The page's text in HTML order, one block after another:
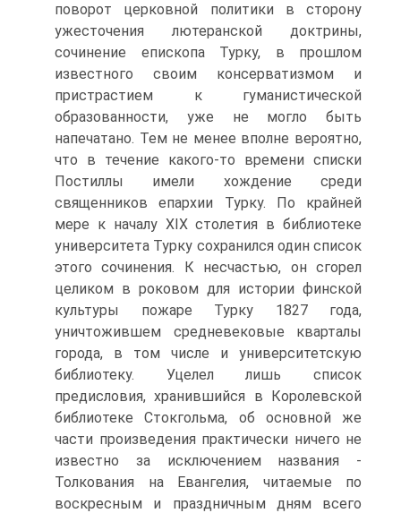
поворот церковной политики в сторону
ужесточения лютеранской доктрины,
сочинение епископа Турку, в прошлом
известного своим консерватизмом и
пристрастием к гуманистической
образованности, уже не могло быть
напечатано. Тем не менее вполне вероятно,
что в течение какого-то времени списки
Постиллы имели хождение среди
священников епархии Турку. По крайней
мере к началу XIX столетия в библиотеке
университета Турку сохранился один список
этого сочинения. К несчастью, он сгорел
целиком в роковом для истории финской
культуры пожаре Турку 1827 года,
уничтожившем средневековые кварталы
города, в том числе и университетскую
библиотеку. Уцелел лишь список
предисловия, хранившийся в Королевской
библиотеке Стокгольма, об основной же
части произведения практически ничего не
известно за исключением названия -
Толкования на Евангелия, читаемые по
воскресным и праздничным дням всего